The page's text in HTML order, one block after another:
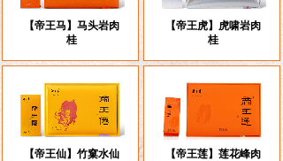
【帝王马】马头岩肉
桂
【帝王虎】虎啸岩肉
桂
【帝王仙】竹窠水仙
【帝王莲】莲花峰肉